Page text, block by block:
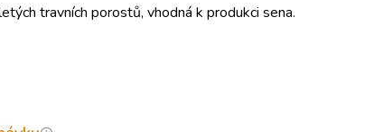
travních porostů, vhodná k produkci sena.